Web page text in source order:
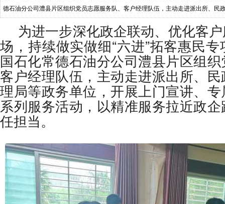
德石油分公司澧县片区组织党员志愿服务队、客户经理队伍，主动走进派出所、民
关干部、执勤警务人员、窗口工作人员，一对一细致讲解公务人员专属加油优惠政
为进一步深化政企联动、优化客
场，持续做实做细“六进”拓客惠民
国石化常德石油分公司澧县片区组
客户经理队伍，主动走进派出所、
理局等政务单位，开展上门宣讲、
系列服务活动，以精准服务拉近政
任担当。